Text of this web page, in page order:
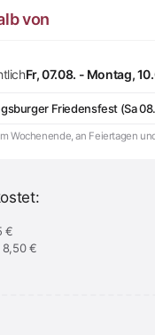
von
Fr, 07.08. - Montag,
Friedensfest (Sa
Wochenende, an Feiertagen
€
8,50 €